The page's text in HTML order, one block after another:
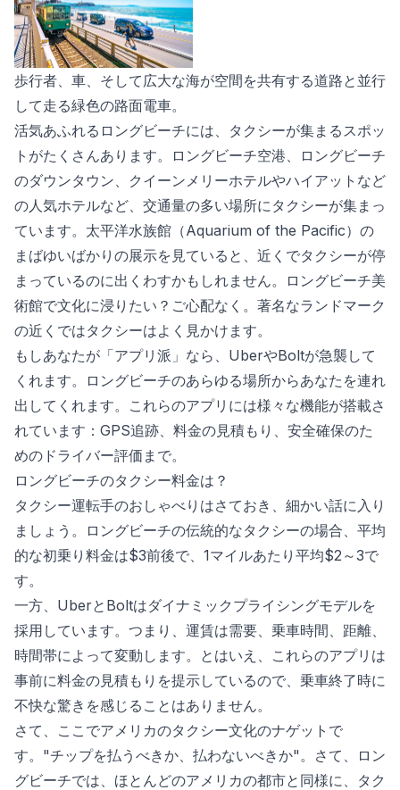
歩行者、車、そして広大な海が空間を共有する道路と並行
して走る緑色の路面電車。
活気あふれるロングビーチには、タクシーが集まるスポッ
トがたくさんあります。ロングビーチ空港、ロングビーチ
のダウンタウン、クイーンメリーホテルやハイアットなど
の人気ホテルなど、交通量の多い場所にタクシーが集まっ
ています。太平洋水族館（Aquarium of the Pacific）の
まばゆいばかりの展示を見ていると、近くでタクシーが停
まっているのに出くわすかもしれません。ロングビーチ美
術館で文化に浸りたい？ご心配なく。著名なランドマーク
の近くではタクシーはよく見かけます。
もしあなたが「アプリ派」なら、UberやBoltが急襲して
くれます。ロングビーチのあらゆる場所からあなたを連れ
出してくれます。これらのアプリには様々な機能が搭載さ
れています：GPS追跡、料金の見積もり、安全確保のた
めのドライバー評価まで。
ロングビーチのタクシー料金は？
タクシー運転手のおしゃべりはさておき、細かい話に入り
ましょう。ロングビーチの伝統的なタクシーの場合、平均
的な初乗り料金は$3前後で、1マイルあたり平均$2～3で
す。
一方、UberとBoltはダイナミックプライシングモデルを
採用しています。つまり、運賃は需要、乗車時間、距離、
時間帯によって変動します。とはいえ、これらのアプリは
事前に料金の見積もりを提示しているので、乗車終了時に
不快な驚きを感じることはありません。
さて、ここでアメリカのタクシー文化のナゲットで
す。"チップを払うべきか、払わないべきか"。さて、ロン
グビーチでは、ほとんどのアメリカの都市と同様に、タク